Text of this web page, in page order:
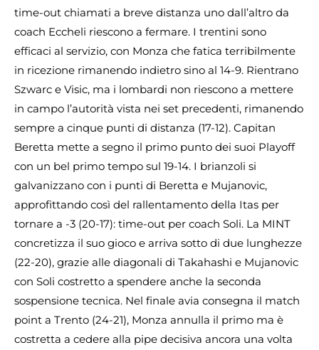
time-out chiamati a breve distanza uno dall’altro da
coach Eccheli riescono a fermare. I trentini sono
efficaci al servizio, con Monza che fatica terribilmente
in ricezione rimanendo indietro sino al 14-9. Rientrano
Szwarc e Visic, ma i lombardi non riescono a mettere
in campo l’autorità vista nei set precedenti, rimanendo
sempre a cinque punti di distanza (17-12). Capitan
Beretta mette a segno il primo punto dei suoi Playoff
con un bel primo tempo sul 19-14. I brianzoli si
galvanizzano con i punti di Beretta e Mujanovic,
approfittando così del rallentamento della Itas per
tornare a -3 (20-17): time-out per coach Soli. La MINT
concretizza il suo gioco e arriva sotto di due lunghezze
(22-20), grazie alle diagonali di Takahashi e Mujanovic
con Soli costretto a spendere anche la seconda
sospensione tecnica. Nel finale avia consegna il match
point a Trento (24-21), Monza annulla il primo ma è
costretta a cedere alla pipe decisiva ancora una volta